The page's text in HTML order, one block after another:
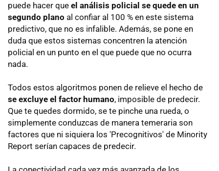
puede hacer que el análisis policial se quede en un
segundo plano al confiar al 100 % en este sistema
predictivo, que no es infalible. Además, se pone en
duda que estos sistemas concentren la atención
policial en un punto en el que puede que no ocurra
nada.
Todos estos algoritmos ponen de relieve el hecho de
se excluye el factor humano, imposible de predecir.
Que te quedes dormido, se te pinche una rueda, o
simplemente conduzcas de manera temeraria son
factores que ni siquiera los 'Precognitivos' de Minority
Report serían capaces de predecir.